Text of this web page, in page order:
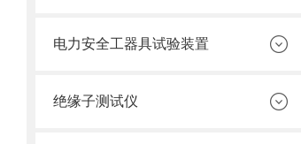
电力安全工器具试验装置
绝缘子测试仪